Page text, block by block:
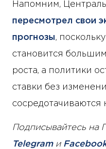
Напомним,
пересмотрел свои
прогнозы,
становится
роста, а политики
ставки без
Подписывайтесь на
Telegramи